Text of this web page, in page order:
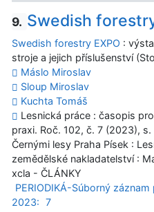
9. Swedish
Swedish forestry EXPO :
stroje a jejich příslušenství
Máslo Miroslav
Sloup Miroslav
Kuchta Tomáš
Lesnická práce : časopis
praxi. Roč. 102, č. 7 (2023),
Černými lesy Praha Písek :
zemědělské nakladatelství :
xcla - ČLÁNKY
PERIODIKÁ-Súborný záznam
2023: 7